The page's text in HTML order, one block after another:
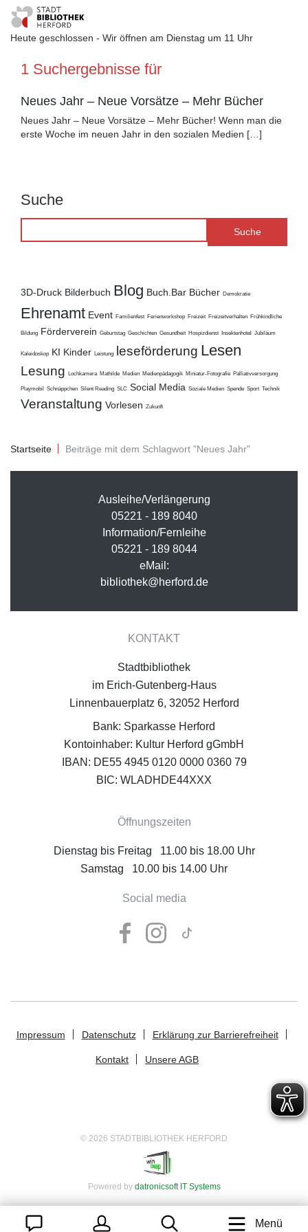
Visuelle
Heute geschlossen - Wir öffnen am Dienstag um 11 Uhr
1 Suchergebnisse für
Neues Jahr – Neue Vorsätze – Mehr Bücher
Neues Jahr – Neue Vorsätze – Mehr Bücher! Wenn man die
erste Woche im neuen Jahr in den sozialen Medien […]
Suche
3D-Druck Bilderbuch Blog Buch.Bar Bücher Demokratie
Ehrenamt Event Familienfest Ferienworkshop Freizeit Freizeitverhalten Frühkindliche
Bildung Förderverein Geburtstag Geschichten Gesundheit Hospizdienst Insektenhotel Jubiläum
Kaleidoskop KI Kinder Leistung leseförderung Lesen
Lesung Lochkamera Mathilde Medien Medienpädagogik Miniatur-Fotografie Palliativversorgung
Playmobil Schnäppchen Silent Reading SLC Social Media Soziale Medien Spende Sport Technik
Veranstaltung Vorlesen Zukunft
Startseite Beiträge mit dem Schlagwort "Neues Jahr"
Ausleihe/Verlängerung
05221 - 189 8040
Information/Fernleihe
05221 - 189 8044
eMail:
bibliothek@herford.de
KONTAKT
Stadtbibliothek
im Erich-Gutenberg-Haus
Linnenbauerplatz 6, 32052 Herford
Bank: Sparkasse Herford
Kontoinhaber: Kultur Herford gGmbH
IBAN: DE55 4945 0120 0000 0360 79
BIC: WLADHDE44XXX
Öffnungszeiten
Dienstag bis Freitag 11.00 bis 18.00 Uhr
Samstag 10.00 bis 14.00 Uhr
Social media
Impressum Datenschutz Erklärung zur Barrierefreiheit
Kontakt Unsere AGB
Menü
© 2026 STADTBIBLIOTHEK HERFORD
Powered by datronicsoft IT Systems